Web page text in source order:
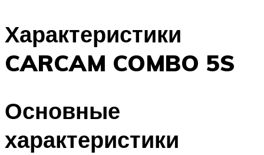
Характеристики
CARCAM COMBO 5S
Основные
характеристики